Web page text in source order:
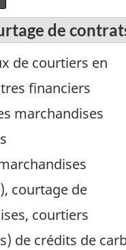
de
de courtiers en
financiers
marchandises
courtage de
courtiers
de crédits de